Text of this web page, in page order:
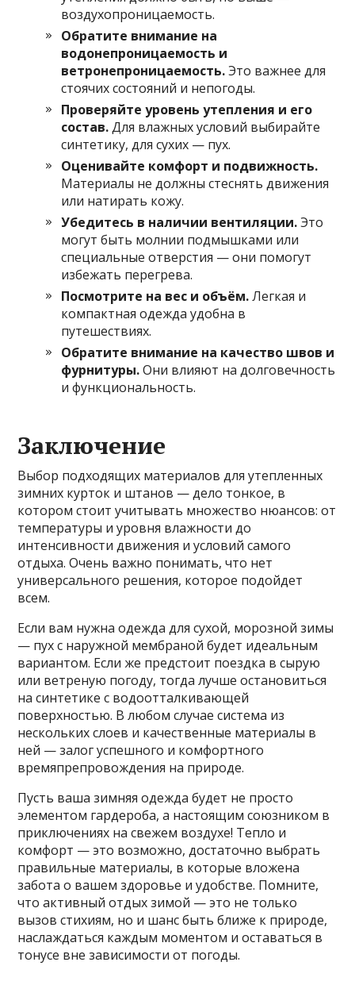
воздухопроницаемость.
Обратите внимание на
водонепроницаемость и
ветронепроницаемость.Это важнее для
стоячих состояний и непогоды.
Проверяйте уровень утепления и его
состав.Для влажных условий выбирайте
синтетику, для сухих — пух.
Оценивайте комфорт и подвижность.
Материалы не должны стеснять движения
или натирать кожу.
Убедитесь в наличии вентиляции.Это
могут быть молнии подмышками или
специальные отверстия — они помогут
избежать перегрева.
Посмотрите на вес и объём.Легкая и
компактная одежда удобна в
путешествиях.
Обратите внимание на качество швов и
фурнитуры.Они влияют на долговечность
и функциональность.
Заключение
Выбор подходящих материалов для утепленных
зимних курток и штанов — дело тонкое, в
котором стоит учитывать множество нюансов: от
температуры и уровня влажности до
интенсивности движения и условий самого
отдыха. Очень важно понимать, что нет
универсального решения, которое подойдет
всем.
Если вам нужна одежда для сухой, морозной зимы
— пух с наружной мембраной будет идеальным
вариантом. Если же предстоит поездка в сырую
или ветреную погоду, тогда лучше остановиться
на синтетике с водоотталкивающей
поверхностью. В любом случае система из
нескольких слоев и качественные материалы в
ней — залог успешного и комфортного
времяпрепровождения на природе.
Пусть ваша зимняя одежда будет не просто
элементом гардероба, а настоящим союзником в
приключениях на свежем воздухе! Тепло и
комфорт — это возможно, достаточно выбрать
правильные материалы, в которые вложена
забота о вашем здоровье и удобстве. Помните,
что активный отдых зимой — это не только
вызов стихиям, но и шанс быть ближе к природе,
наслаждаться каждым моментом и оставаться в
тонусе вне зависимости от погоды.